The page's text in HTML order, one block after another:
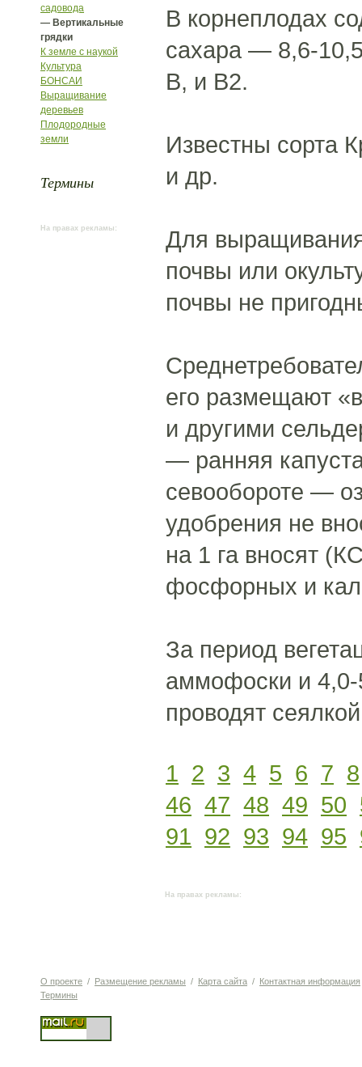
садовода
— Вертикальные
грядки
К земле с наукой
Культура
БОНСАИ
Выращивание
деревьев
Плодородные
земли
Термины
На правах рекламы:
В корнеплодах
сахара — 8,6-
В, и В2.
Известны сорта
и др.
Для
почвы или
почвы не
его размещают
и другими
— ранняя
севообороте —
удобрения не
на 1 га вносят
фосфорных и
За период
аммофоски и 4,0-
проводят
1 2 3 4 5 6 7 8
46 47 48 49 50
91 92 93 94 95
На правах рекламы:
О проекте / Размещение рекламы / Карта сайта / Контактная информация
Термины